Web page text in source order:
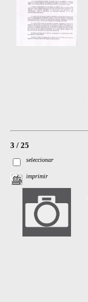
3 / 25
seleccionar
imprimir